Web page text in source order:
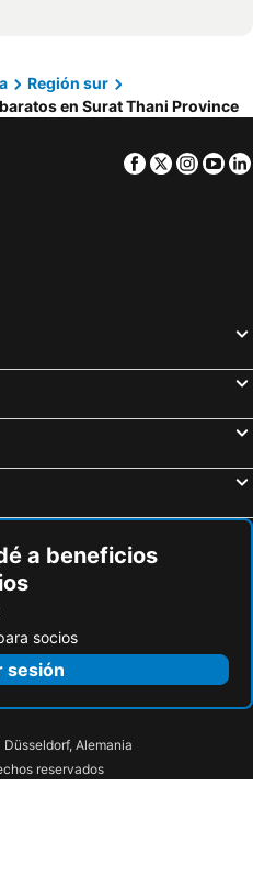
Región sur
en Surat Thani Province
Facebook
Twitter
a beneficios
socios
sesión
Alemania
reservados